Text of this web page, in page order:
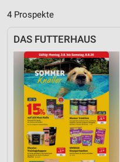
4 Prospekte
DAS FUTTERHAUS
Werbung